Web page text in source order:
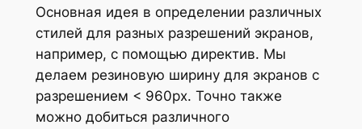
Основная идея в определении различных
стилей для разных разрешений экранов,
например, с помощью директив. Мы
делаем резиновую ширину для экранов с
разрешением < 960px. Точно также
можно добиться различного